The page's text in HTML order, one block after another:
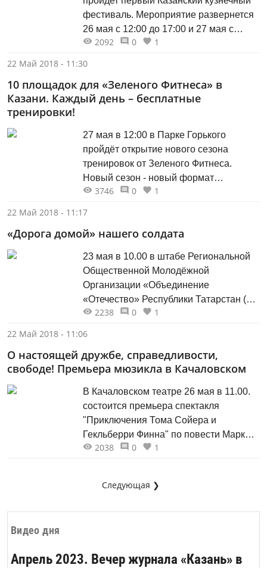
Видео дня
Апрель 2023. Вечер журнала «Казань» в
фестиваль. Мероприятие развернется
26 мая с 12:00 до 17:00 и 27 мая с
10:00 до 15:00 на территории Старо-
воздухе витала идея провести в
Казани Кузнечный фестиваль. Вот мы и
2092 0
1
22 Май 2018 - 11:30
10 площадок для «Зеленого Фитнеса» в
Казани. Каждый день – бесплатные
тренировки!
27 мая в 12:00 в Парке Горького
пройдёт открытие нового сезона
тренировок от Зеленого Фитнеса.
Новый сезон - новый формат
мероприятий. Всё лето на 10
от йоги, танцев до кроссфита и прочих
фестивали. Для официального
открытия и...
3746 0
1
22 Май 2018 - 11:17
«Дорога домой» нашего солдата
23 мая в 10.00 в штабе Региональной
Общественной Молодёжной
Организации «Объединение
«Отечество» Республики Татарстан (ул.
Шоссейная д.22А) пройдет
дальнейшего захоронения на малой
Родине в Арском районе Республики
Нуртдина Багашевича Бадрутдинова.
Место гибели и останки солдата были
обнаружены поисковиками поискового
объединения «Святой...
2238 0
1
22 Май 2018 - 11:06
О настоящей дружбе, справедливости,
свободе! Премьера мюзикла в Качаловском
В Качаловском театре 26 мая в 11.00.
состоится премьера спектакля
"Приключения Тома Сойера и
Гекльберри Финна" по повести Марка
Твена. Новый спектакль
мечту, о полете фантазии, о
2038 0 1
Следующая ❯